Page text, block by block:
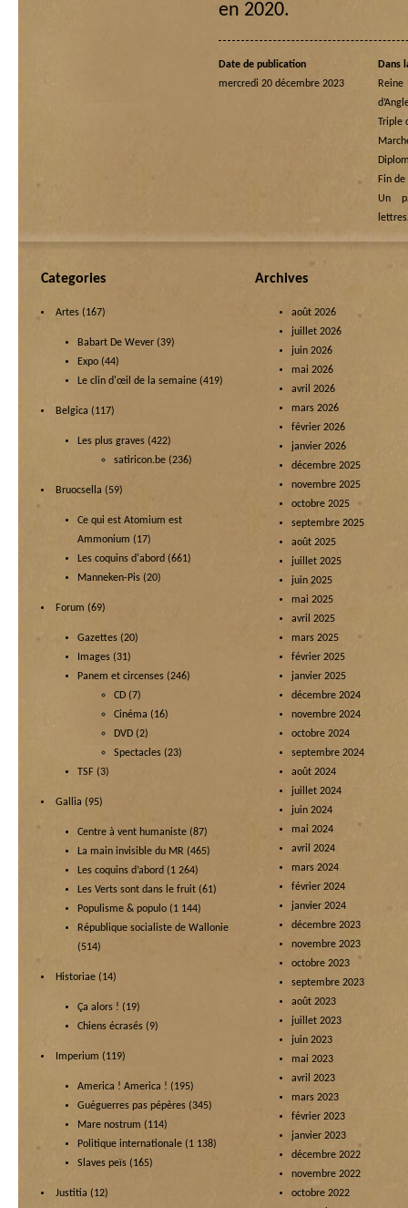
en 2020.
Date de publication
mercredi 20 décembre 2023
Dans
Triple
Fin
Un
Categories
Artes (167)
Babart De Wever (39)
Expo (44)
Le clin d'œil de la semaine (419)
Belgica (117)
Les plus graves (422)
satiricon.be (236)
Bruocsella (59)
Ce qui est Atomium est
Ammonium (17)
Les coquins d'abord (661)
Manneken-Pis (20)
Forum (69)
Gazettes (20)
Images (31)
Panem et circenses (246)
CD (7)
Cinéma (16)
DVD (2)
Spectacles (23)
TSF (3)
Gallia (95)
Centre à vent humaniste (87)
La main invisible du MR (465)
Les coquins d’abord (1 264)
Les Verts sont dans le fruit (61)
Populisme & populo (1 144)
République socialiste de Wallonie
(514)
Historiae (14)
Ça alors ! (19)
Chiens écrasés (9)
Imperium (119)
America ! America ! (195)
Guéguerres pas pépères (345)
Mare nostrum (114)
Politique internationale (1 138)
Slaves peïs (165)
Justitia (12)
Archives
août 2026
juillet 2026
juin 2026
mai 2026
avril 2026
mars 2026
février 2026
janvier 2026
décembre 2025
novembre 2025
octobre 2025
septembre 2025
août 2025
juillet 2025
juin 2025
mai 2025
avril 2025
mars 2025
février 2025
janvier 2025
décembre 2024
novembre 2024
octobre 2024
septembre 2024
août 2024
juillet 2024
juin 2024
mai 2024
avril 2024
mars 2024
février 2024
janvier 2024
décembre 2023
novembre 2023
octobre 2023
septembre 2023
août 2023
juillet 2023
juin 2023
mai 2023
avril 2023
mars 2023
février 2023
janvier 2023
décembre 2022
novembre 2022
octobre 2022